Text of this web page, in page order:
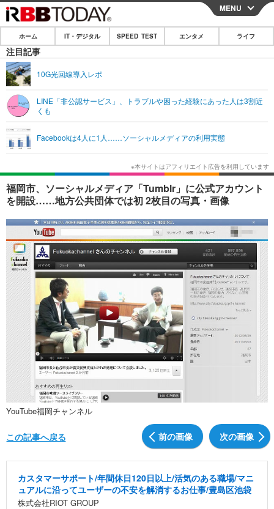
CLOSE
ホーム
IT・デジタル
ショッピング その他
SPEED TEST
エンタメ
エンタメTOP 映画・ドラマ
韓国・芸能
音楽 スポーツ
ショッピング その他
ライフ
ライフTOP グルメ
ペット ショッピング
その他
リリース一覧
プッシュ通知の停止方法
MENU
ホーム IT・デジタル SPEED TEST エンタメ ライフ
注目記事
10G光回線導入レポ
LINE「非公認サービス」、トラブルや困った経験にあった人は3割近
くも
Facebookは4人に1人……ソーシャルメディアの利用実態
福岡市、ソーシャルメディア「Tumblr」に公式アカウント
を開設……地方公共団体では初 2枚目の写真・画像
YouTube福岡チャンネル
前の画像 次の画像
この記事へ戻る
カスタマーサポート/年間休日120日以上/活気のある職場/マニ
ュアルに沿ってユーザーの不安を解消するお仕事/豊島区池袋
株式会社RIOT GROUP